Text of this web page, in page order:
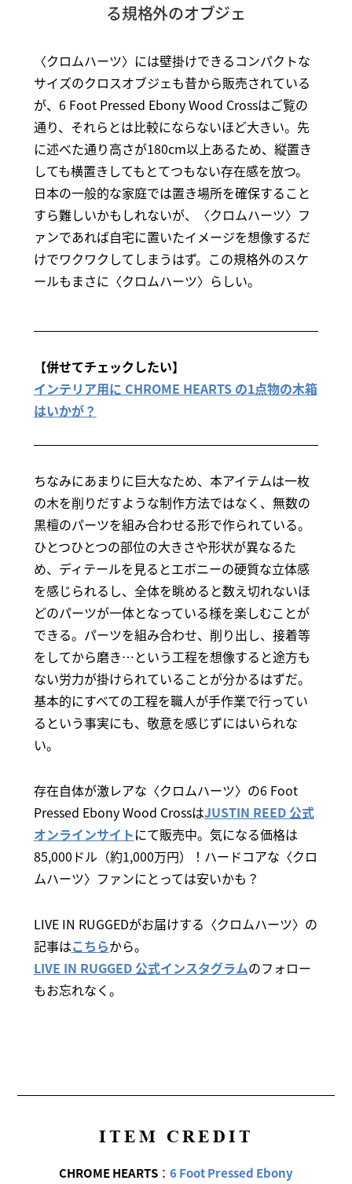
る規格外のオブジェ
〈クロムハーツ〉には壁掛けできるコンパクトな
サイズのクロスオブジェも昔から販売されている
が、6 Foot Pressed Ebony Wood Crossはご覧の
通り、それらとは比較にならないほど大きい。先
に述べた通り高さが180cm以上あるため、縦置き
しても横置きしてもとてつもない存在感を放つ。
日本の一般的な家庭では置き場所を確保すること
すら難しいかもしれないが、〈クロムハーツ〉フ
ァンであれば自宅に置いたイメージを想像するだ
けでワクワクしてしまうはず。この規格外のスケ
ールもまさに〈クロムハーツ〉らしい。
【併せてチェックしたい】
インテリア用に CHROME HEARTS の1点物の木箱
はいかが？
ちなみにあまりに巨大なため、本アイテムは一枚
の木を削りだすような制作方法ではなく、無数の
黒檀のパーツを組み合わせる形で作られている。
ひとつひとつの部位の大きさや形状が異なるた
め、ディテールを見るとエボニーの硬質な立体感
を感じられるし、全体を眺めると数え切れないほ
どのパーツが一体となっている様を楽しむことが
できる。パーツを組み合わせ、削り出し、接着等
をしてから磨き…という工程を想像すると途方も
ない労力が掛けられていることが分かるはずだ。
基本的にすべての工程を職人が手作業で行ってい
るという事実にも、敬意を感じずにはいられな
い。
存在自体が激レアな〈クロムハーツ〉の6 Foot
Pressed Ebony Wood CrossはJUSTIN REED 公式
オンラインサイトにて販売中。気になる価格は
85,000ドル（約1,000万円）！ハードコアな〈クロ
ムハーツ〉ファンにとっては安いかも？
LIVE IN RUGGEDがお届けする〈クロムハーツ〉の
記事はこちらから。
LIVE IN RUGGED 公式インスタグラムのフォロー
もお忘れなく。
ITEM CREDIT
CHROME HEARTS： 6 Foot Pressed Ebony